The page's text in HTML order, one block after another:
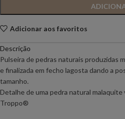
Adicionar aos favoritos
Descrição
Pulseira de pedras naturais produzidas
e finalizada em fecho lagosta dando a
tamanho.
Detalhe de uma pedra natural malaquite
Troppo®️